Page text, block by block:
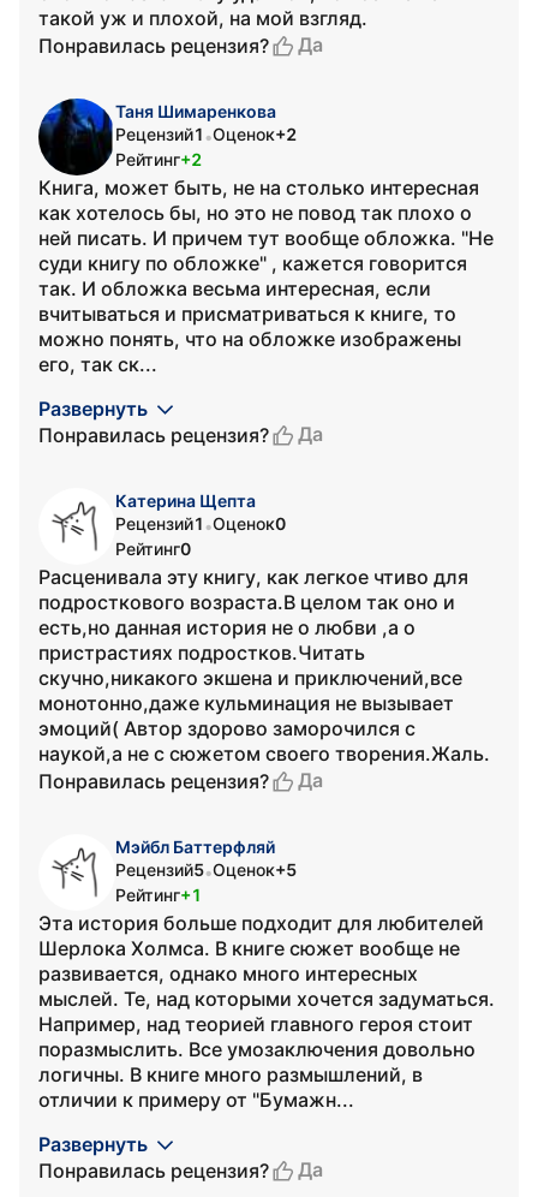
такой уж и плохой, на мой взгляд.
Понравилась рецензия?
Да
Таня Шимаренкова
Рецензий1 •Оценок+2
Рейтинг+2
Книга, может быть, не на столько интересная
как хотелось бы, но это не повод так плохо о
ней писать. И причем тут вообще обложка. "Не
суди книгу по обложке" , кажется говорится
так. И обложка весьма интересная, если
вчитываться и присматриваться к книге, то
можно понять, что на обложке изображены
его, так ск...
Развернуть
Понравилась рецензия?
Да
Катерина Щепта
Рецензий1 •Оценок0
Рейтинг0
Расценивала эту книгу, как легкое чтиво для
подросткового возраста.В целом так оно и
есть,но данная история не о любви ,а о
пристрастиях подростков.Читать
скучно,никакого экшена и приключений,все
монотонно,даже кульминация не вызывает
эмоций( Автор здорово заморочился с
наукой,а не с сюжетом своего творения.Жаль.
Понравилась рецензия?
Да
Мэйбл Баттерфляй
Рецензий5•Оценок+5
Рейтинг+1
Эта история больше подходит для любителей
Шерлока Холмса. В книге сюжет вообще не
развивается, однако много интересных
мыслей. Те, над которыми хочется задуматься.
Например, над теорией главного героя стоит
поразмыслить. Все умозаключения довольно
логичны. В книге много размышлений, в
отличии к примеру от "Бумажн...
Развернуть
Понравилась рецензия?
Да